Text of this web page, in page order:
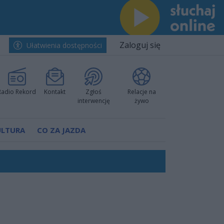
Ułatwienia dostępności Zaloguj się
Rekord Kontakt
Zgłoś
interwencję
Relacje na
żywo
CO ZA JAZDA